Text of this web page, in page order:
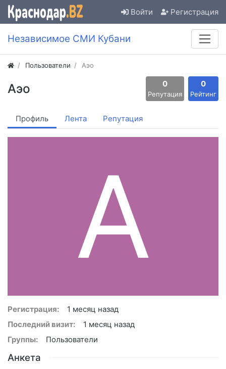
Войти Регистрация
Независимое СМИ Кубани
Пользователи Аэо
Аэо 0
Репутация
0
Рейтинг
Профиль Лента Репутация
А
Регистрация:
1 месяц назад
Последний визит:
1 месяц назад
Группы:
Пользователи
Анкета